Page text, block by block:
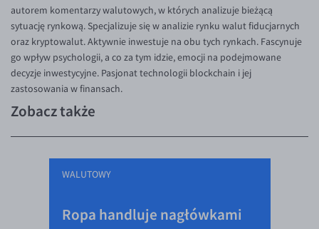
autorem komentarzy walutowych, w których analizuje bieżącą
sytuację rynkową. Specjalizuje się w analizie rynku walut fiducjarnych
oraz kryptowalut. Aktywnie inwestuje na obu tych rynkach. Fascynuje
go wpływ psychologii, a co za tym idzie, emocji na podejmowane
decyzje inwestycyjne. Pasjonat technologii blockchain i jej
zastosowania w finansach.
Zobacz także
WALUTOWY
Ropa handluje nagłówkami